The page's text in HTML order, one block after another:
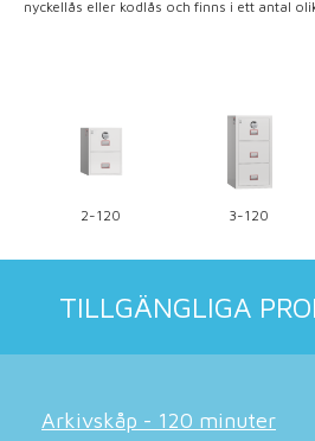
nyckellås eller kodlås och finns i ett antal
2-120 3-120
TILLGÄNGLIGA
Arkivskåp - 120 minuter